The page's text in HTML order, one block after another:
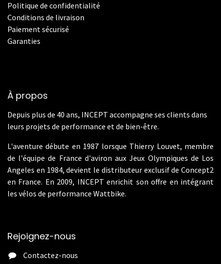
Politique de confidentialité
Conditions de livraison
Paiement sécurisé
Garanties
À propos
Depuis plus de 40 ans, INCEPT accompagne ses clients dans
leurs projets de performance et de bien-être.
L'aventure débute en 1987 lorsque Thierry Louvet, membre
de l'équipe de France d'aviron aux Jeux Olympiques de Los
Angeles en 1984, devient le distributeur exclusif de Concept2
en France. En 2009, INCEPT enrichit son offre en intégrant
les vélos de performance Wattbike.
Rejoignez-nous
Contactez-nous